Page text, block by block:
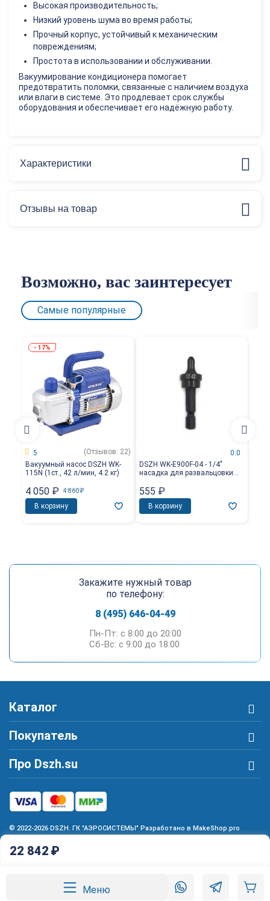
Меню
22 842 ₽
Высокая производительность;
Низкий уровень шума во время работы;
Прочный корпус, устойчивый к механическим
повреждениям;
Простота в использовании и обслуживании.
Вакуумирование кондиционера помогает
предотвратить поломки, связанные с наличием воздуха
или влаги в системе. Это продлевает срок службы
оборудования и обеспечивает его надёжную работу.
Характеристики
Отзывы на товар
Возможно, вас заинтересует
Самые популярные
17%
Вакуумный насос DSZH WK-
115N (1ст., 42 л/мин, 4.2 кг)
(Отзывов: 22)
5
4 860₽
4 050 ₽
В корзину
DSZH WK-E900F-04 - 1/4"
насадка для развальцовки
0.0
555 ₽
В корзину
Закажите нужный товар
по телефону:
8 (495) 646-04-49
Пн-Пт: c 8:00 до 20:00
Сб-Вс: c 9:00 до 18:00
Каталог
Покупатель
Про Dszh.su
© 2022-2026 DSZH. ГК "АЭРОСИСТЕМЫ" Разработано в MakeShop.pro